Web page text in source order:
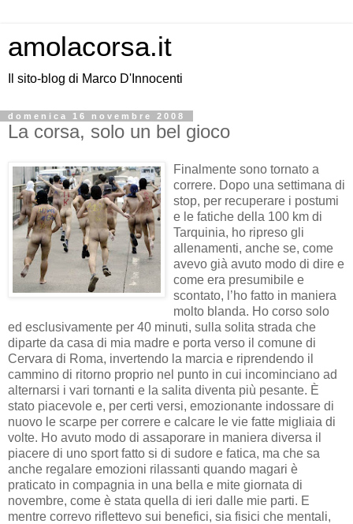
amolacorsa.it
Il sito-blog di Marco D'Innocenti
domenica 16 novembre 2008
La corsa, solo un bel gioco
Finalmente sono tornato a
correre. Dopo una settimana di
stop, per recuperare i postumi
e le fatiche della 100 km di
Tarquinia, ho ripreso gli
allenamenti, anche se, come
avevo già avuto modo di dire e
come era presumibile e
scontato, l’ho fatto in maniera
molto blanda. Ho corso solo
ed esclusivamente per 40 minuti, sulla solita strada che
diparte da casa di mia madre e porta verso il comune di
Cervara di Roma, invertendo la marcia e riprendendo il
cammino di ritorno proprio nel punto in cui incominciano ad
alternarsi i vari tornanti e la salita diventa più pesante. È
stato piacevole e, per certi versi, emozionante indossare di
nuovo le scarpe per correre e calcare le vie fatte migliaia di
volte. Ho avuto modo di assaporare in maniera diversa il
piacere di uno sport fatto si di sudore e fatica, ma che sa
anche regalare emozioni rilassanti quando magari è
praticato in compagnia in una bella e mite giornata di
novembre, come è stata quella di ieri dalle mie parti. E
mentre correvo riflettevo sui benefici, sia fisici che mentali,